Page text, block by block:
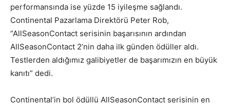
performansında ise yüzde 15 iyileşme sağlandı.
Continental Pazarlama Direktörü Peter Rob,
“AllSeasonContact serisinin başarısının ardından
AllSeasonContact 2’nin daha ilk günden ödüller aldı.
Testlerden aldığımız galibiyetler de başarımızın en büyük
kanıtı” dedi.
Continental’in bol ödüllü AllSeasonContact serisinin en